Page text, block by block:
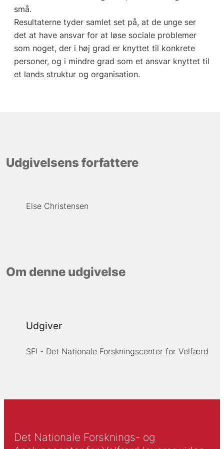
små.
Resultaterne tyder samlet set på, at de unge ser
det at have ansvar for at løse sociale problemer
som noget, der i høj grad er knyttet til konkrete
personer, og i mindre grad som et ansvar knyttet til
et lands struktur og organisation.
Udgivelsens forfattere
Else Christensen
Om denne udgivelse
Udgiver
SFI - Det Nationale Forskningscenter for Velfærd
Det Nationale Forsknings- og